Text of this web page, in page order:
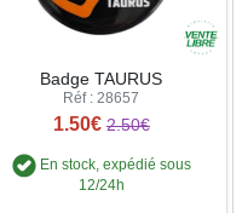
Badge TAURUS
Réf : 28657
1.50€ 2.50€
En stock, expédié sous
12/24h